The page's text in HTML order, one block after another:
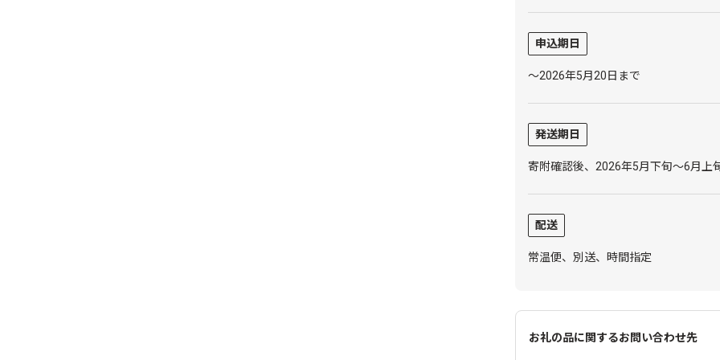
申込期日
～2026年5月20日まで
発送期日
寄附確認後、2026年5月下旬～6月上
配送
常温便、別送、時間指定
お礼の品に関するお問い合わせ先